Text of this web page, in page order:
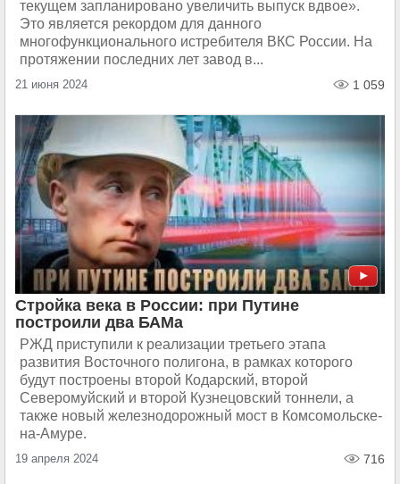
текущем запланировано увеличить выпуск вдвое».
Это является рекордом для данного
многофункционального истребителя ВКС России. На
протяжении последних лет завод в...
21 июня 2024 1 059
Стройка века в России: при Путине
построили два БАМа
РЖД приступили к реализации третьего этапа
развития Восточного полигона, в рамках которого
будут построены второй Кодарский, второй
Северомуйский и второй Кузнецовский тоннели, а
также новый железнодорожный мост в Комсомольске-
на-Амуре.
19 апреля 2024 716